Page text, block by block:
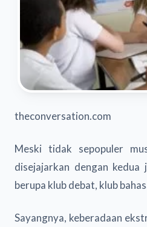
theconversation.com
Meski tidak sepopuler
disejajarkan dengan
berupa klub debat, klub
Sayangnya, keberadaan